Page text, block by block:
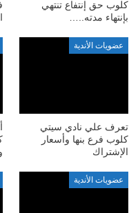
كلوب حق إنتفاع تنتهي
بإنتهاء مدته..…
عضويات الأندية
تعرف علي نادي سيتي
كلوب فرع بنها وأسعار
الإشتراك
عضويات الأندية